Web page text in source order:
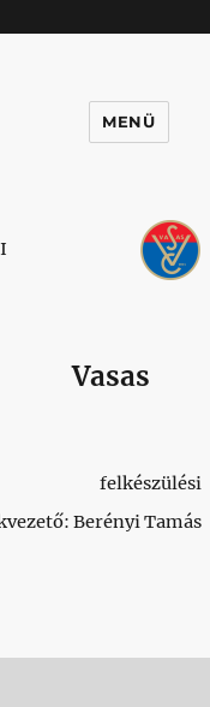
MENÜ
Vasas
felkészülési
Berényi Tamás